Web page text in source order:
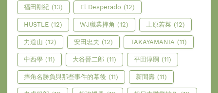
福田剛紀 (13) El Desperado (12)
HUSTLE (12) WJ職業摔角 (12) 上原若菜 (12)
力道山 (12) 安田忠夫 (12) TAKAYAMANIA (11)
中西學 (11) 大谷晉二郎 (11) 平田淳嗣 (11)
摔角名勝負與那些事件的幕後 (11) 新間壽 (11)